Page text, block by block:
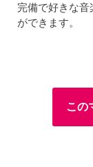
完備で好きな音
ができます。
この